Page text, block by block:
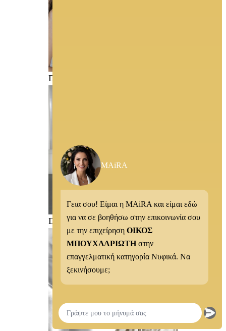
DEMETRIOS E
DEMETRIOS F
MAiRA
Γεια σου! Είμαι η MAiRA και είμαι εδώ
για να σε βοηθήσω στην επικοινωνία σου
με την επιχείρηση ΟΙΚΟΣ
ΜΠΟΥΧΛΑΡΙΩΤΗστην
επαγγελματική κατηγορία Νυφικά. Να
ξεκινήσουμε;